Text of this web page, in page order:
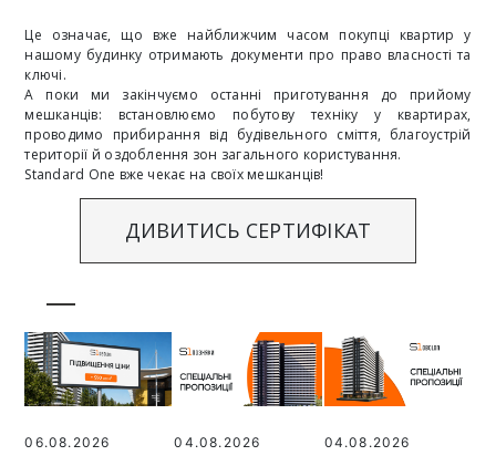
Це означає, що вже найближчим часом покупці квартир у
нашому будинку отримають документи про право власності та
ключі.
А поки ми закінчуємо останні приготування до прийому
мешканців: встановлюємо побутову техніку у квартирах,
проводимо прибирання від будівельного сміття, благоустрій
території й оздоблення зон загального користування.
Standard One вже чекає на своїх мешканців!
ДИВИТИСЬ СЕРТИФІКАТ
06.08.2026 04.08.2026 04.08.2026